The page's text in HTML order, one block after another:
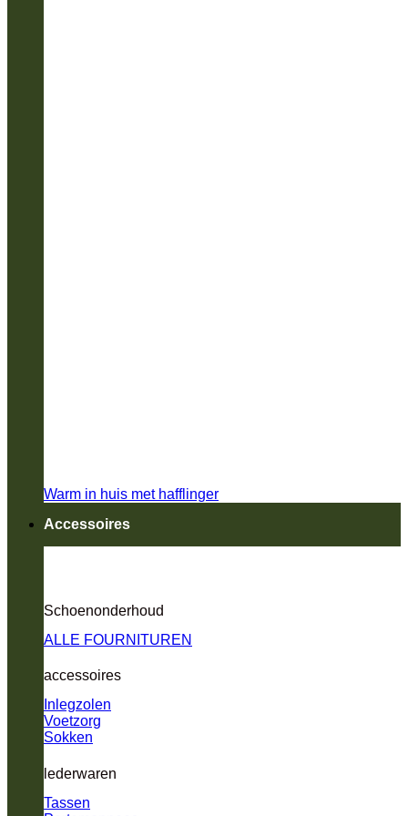
Warm in huis met hafflinger
Accessoires
Schoenonderhoud
ALLE FOURNITUREN
accessoires
Inlegzolen
Voetzorg
Sokken
lederwaren
Tassen